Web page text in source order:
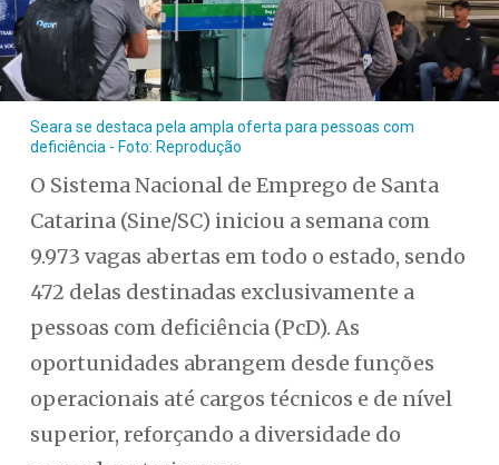
Seara se destaca pela ampla oferta para pessoas com
deficiência - Foto: Reprodução
O Sistema Nacional de Emprego de Santa
Catarina (Sine/SC) iniciou a semana com
9.973 vagas abertas em todo o estado, sendo
472 delas destinadas exclusivamente a
pessoas com deficiência (PcD). As
oportunidades abrangem desde funções
operacionais até cargos técnicos e de nível
superior, reforçando a diversidade do